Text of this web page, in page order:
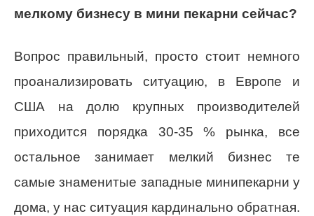
мелкому бизнесу в мини пекарни сейчас?
Вопрос правильный, просто стоит немного
проанализировать ситуацию, в Европе и
США на долю крупных производителей
приходится порядка 30-35 % рынка, все
остальное занимает мелкий бизнес те
самые знаменитые западные минипекарни у
дома, у нас ситуация кардинально обратная.